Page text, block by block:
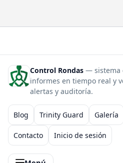
Control Rondas — sistema
informes en tiempo real y
alertas y auditoría.
Blog Trinity Guard Galería
Contacto Inicio de sesión